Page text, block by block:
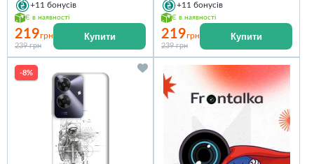
+11 бонусів
Є в наявності
219грн
239 грн
Купити
+11 бонусів
Є в наявності
219грн
239 грн
Купити
-8%